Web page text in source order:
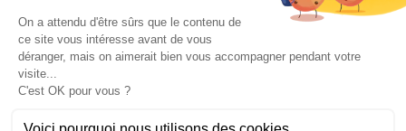
IMM
Trouver un kinésithérapeute
Conseils alimentations
Mentions légales